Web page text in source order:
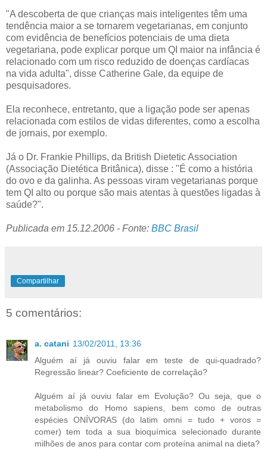
"A descoberta de que crianças mais inteligentes têm uma
tendência maior a se tornarem vegetarianas, em conjunto
com evidência de benefícios potenciais de uma dieta
vegetariana, pode explicar porque um QI maior na infância é
relacionado com um risco reduzido de doenças cardíacas
na vida adulta", disse Catherine Gale, da equipe de
pesquisadores.
Ela reconhece, entretanto, que a ligação pode ser apenas
relacionada com estilos de vidas diferentes, como a escolha
de jornais, por exemplo.
Já o Dr. Frankie Phillips, da British Dietetic Association
(Associação Dietética Britânica), disse : "É como a história
do ovo e da galinha. As pessoas viram vegetarianas porque
tem QI alto ou porque são mais atentas à questões ligadas à
saúde?".
Publicada em 15.12.2006 - Fonte: BBC Brasil
Compartilhar
5 comentários:
a. catani 13/02/2011, 13:36
Alguém aí já ouviu falar em teste de qui-quadrado?
Regressão linear? Coeficiente de correlação?
Alguém aí já ouviu falar em Evolução? Ou seja, que o
metabolismo do Homo sapiens, bem como de outras
espécies ONÍVORAS (do latim omni = tudo + voros =
comer) tem toda a sua bioquímica selecionado durante
milhões de anos para contar com proteína animal na dieta?